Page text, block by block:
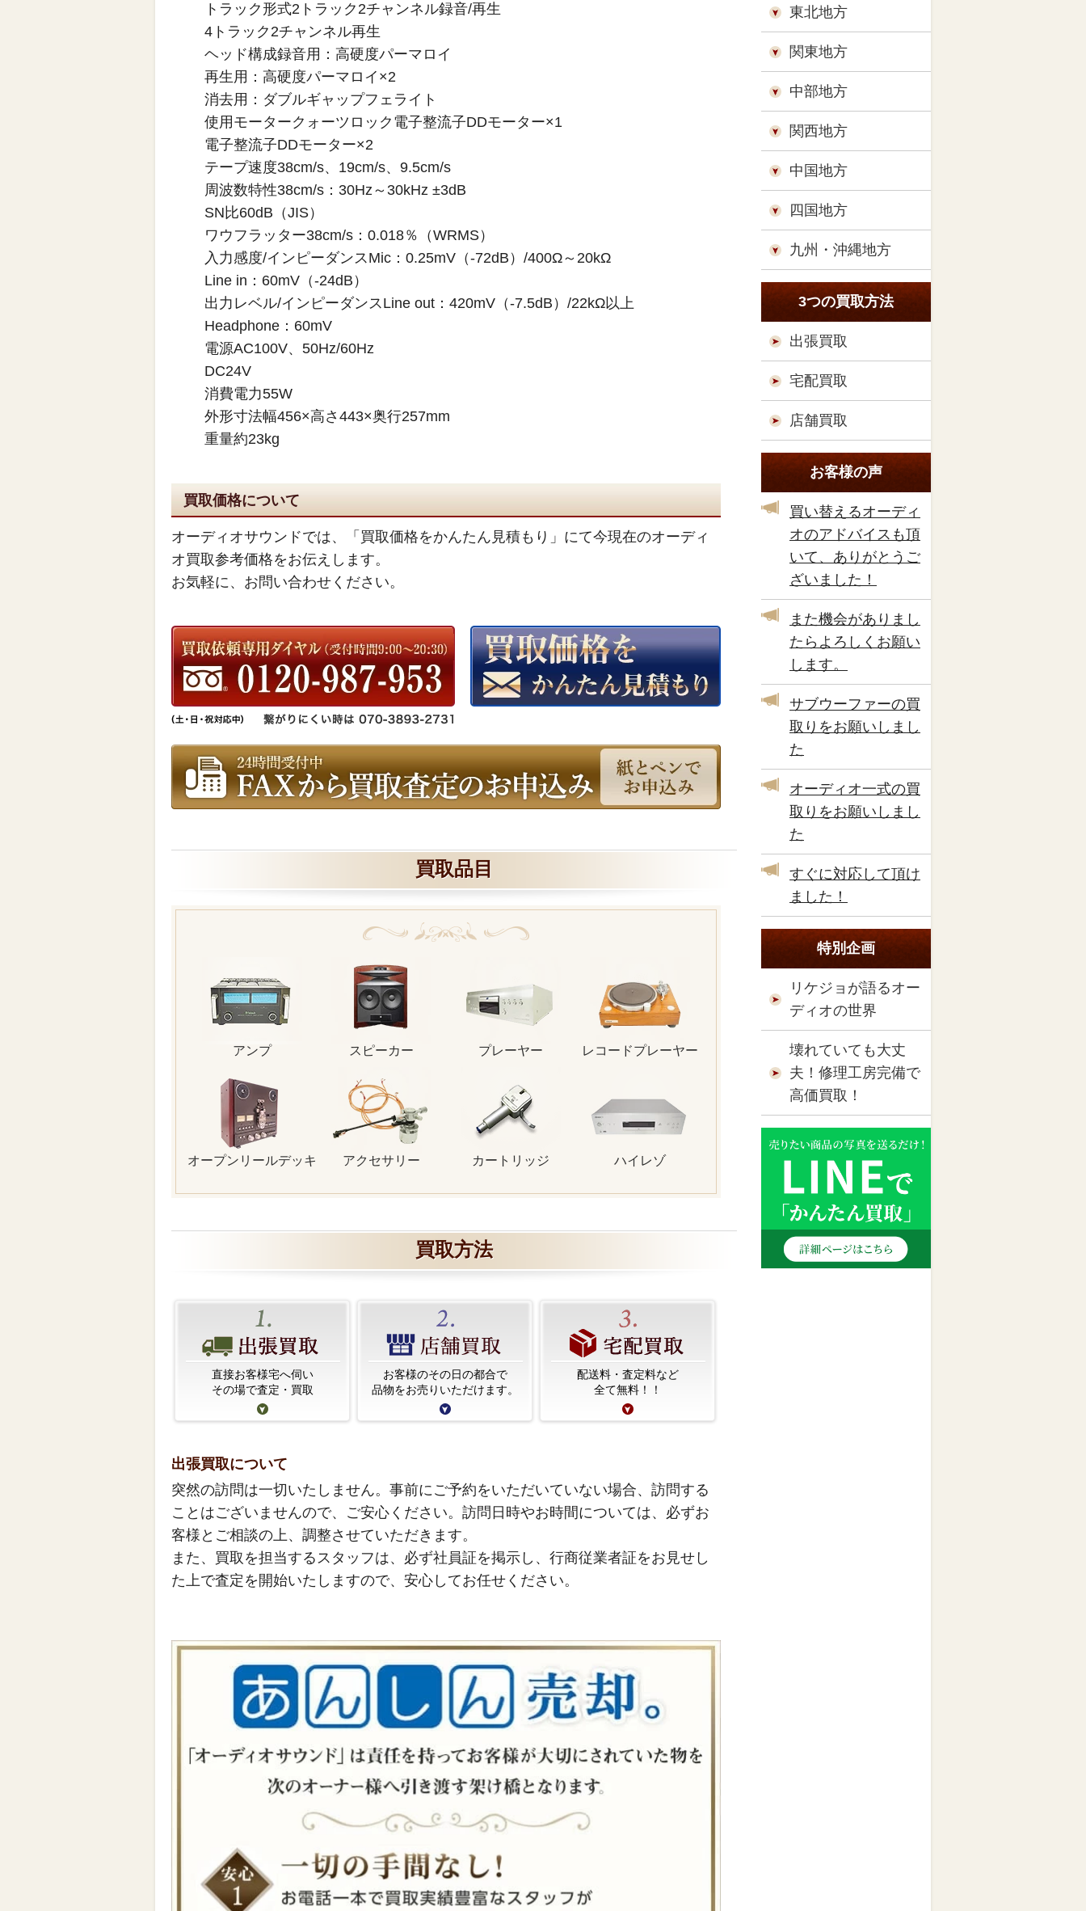
トラック形式2トラック2チャンネル録音/再生
4トラック2チャンネル再生
ヘッド構成録音用：高硬度パーマロイ
再生用：高硬度パーマロイ×2
消去用：ダブルギャップフェライト
使用モータークォーツロック電子整流子DDモーター×1
電子整流子DDモーター×2
テープ速度38cm/s、19cm/s、9.5cm/s
周波数特性38cm/s：30Hz～30kHz ±3dB
SN比60dB（JIS）
ワウフラッター38cm/s：0.018％（WRMS）
入力感度/インピーダンスMic：0.25mV（-72dB）/400Ω～20kΩ
Line in：60mV（-24dB）
出力レベル/インピーダンスLine out：420mV（-7.5dB）/22kΩ以上
Headphone：60mV
電源AC100V、50Hz/60Hz
DC24V
消費電力55W
外形寸法幅456×高さ443×奥行257mm
重量約23kg
買取価格について
オーディオサウンドでは、「買取価格をかんたん見積もり」にて今現在のオーディ
オ買取参考価格をお伝えします。
お気軽に、お問い合わせください。
買取品目
アンプ スピーカー プレーヤー レコードプレーヤー
オープンリールデッキ アクセサリー カートリッジ ハイレゾ
買取方法
直接お客様宅へ伺い
その場で査定・買取
お客様のその日の都合で
品物をお売りいただけます。
配送料・査定料など
全て無料！！
出張買取について
突然の訪問は一切いたしません。事前にご予約をいただいていない場合、訪問する
ことはございませんので、ご安心ください。訪問日時やお時間については、必ずお
客様とご相談の上、調整させていただきます。
また、買取を担当するスタッフは、必ず社員証を掲示し、行商従業者証をお見せし
た上で査定を開始いたしますので、安心してお任せください。
東北地方
関東地方
中部地方
関西地方
中国地方
四国地方
九州・沖縄地方
3つの買取方法
出張買取
宅配買取
店舗買取
お客様の声
買い替えるオーディ
オのアドバイスも頂
いて、ありがとうご
ざいました！
また機会がありまし
たらよろしくお願い
します。
サブウーファーの買
取りをお願いしまし
た
オーディオ一式の買
取りをお願いしまし
た
すぐに対応して頂け
ました！
特別企画
リケジョが語るオー
ディオの世界
壊れていても大丈
夫！修理工房完備で
高価買取！